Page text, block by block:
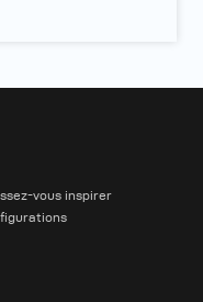
vous inspirer